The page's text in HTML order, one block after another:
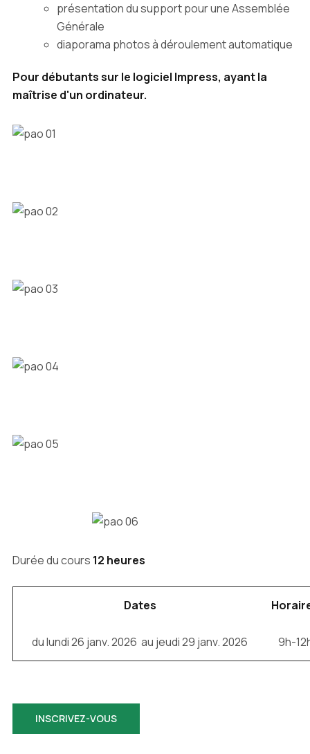
présentation du support pour une Assemblée
Générale
diaporama photos à déroulement automatique
Pour débutants sur le logiciel Impress, ayant la
maîtrise d'un ordinateur.
Durée du cours 12 heures
Dates
du lundi 26 janv. 2026 au jeudi 29 janv. 2026 9h-
INSCRIVEZ-VOUS